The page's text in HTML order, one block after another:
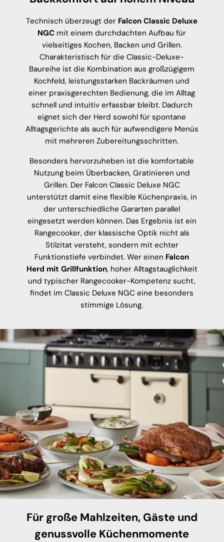
Technisch überzeugt der Falcon Classic Deluxe
NGC mit einem durchdachten Aufbau für
vielseitiges Kochen, Backen und Grillen.
Charakteristisch für die Classic-Deluxe-
Baureihe ist die Kombination aus großzügigem
Kochfeld, leistungsstarken Backräumen und
einer praxisgerechten Bedienung, die im Alltag
schnell und intuitiv erfassbar bleibt. Dadurch
eignet sich der Herd sowohl für spontane
Alltagsgerichte als auch für aufwendigere Menüs
mit mehreren Zubereitungsschritten.
Besonders hervorzuheben ist die komfortable
Nutzung beim Überbacken, Gratinieren und
Grillen. Der Falcon Classic Deluxe NGC
unterstützt damit eine flexible Küchenpraxis, in
der unterschiedliche Gararten parallel
eingesetzt werden können. Das Ergebnis ist ein
Rangecooker, der klassische Optik nicht als
Stilzitat versteht, sondern mit echter
Funktionstiefe verbindet. Wer einen Falcon
Herd mit Grillfunktion, hoher Alltagstauglichkeit
und typischer Rangecooker-Kompetenz sucht,
findet im Classic Deluxe NGC eine besonders
stimmige Lösung.
Für große Mahlzeiten, Gäste und
genussvolle Küchenmomente